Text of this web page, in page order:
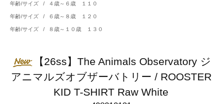
年齢/サイズ / ４歳～６歳 １１０
年齢/サイズ / ６歳～８歳 １２０
年齢/サイズ / ８歳～１０歳 １３０
【26ss】The Animals Observatory ジ
アニマルズオブザーバトリー / ROOSTER
KID T-SHIRT Raw White